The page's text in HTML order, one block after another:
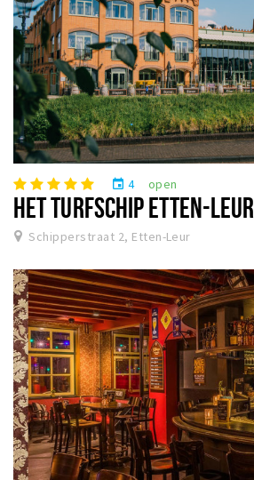
event 4 open
HET TURFSCHIP ETTEN-LEUR
Schipperstraat 2, Etten-Leur